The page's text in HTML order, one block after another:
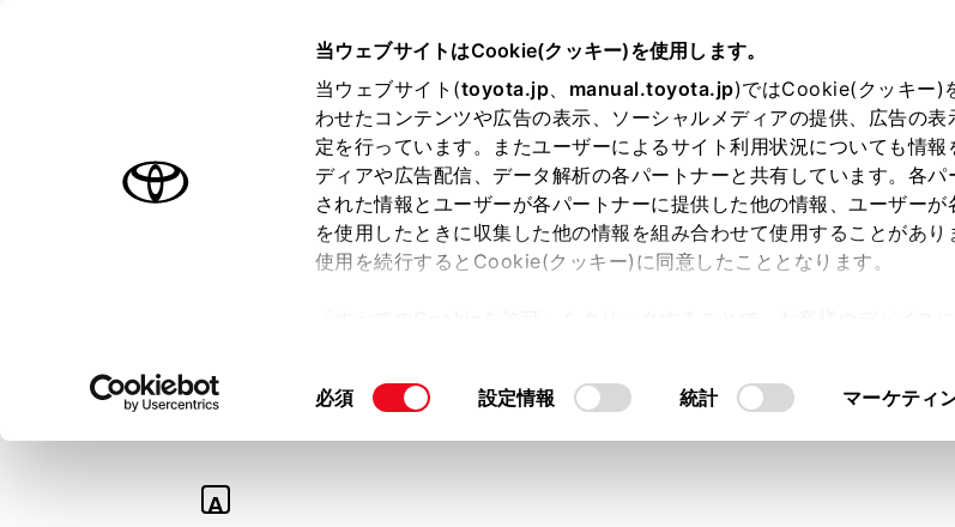
当ウェブサイトはCookie(クッキー)を使用します。
当ウェブサイト(toyota.jp、 manual.toyota.jp)ではCookie(クッキー)
わせたコンテンツや広告の表示、ソーシャルメディアの提供、広告の表
定を行っています。またユーザーによるサイト利用状況についても情報
ディアや広告配信、データ解析の各パートナーと共有しています。各
された情報とユーザーが各パートナーに提供した他の情報、ユーザー
を使用したときに収集した他の情報を組み合わせて使用することがあ
使用を続行するとCookie(クッキー)に同意したこととなります。
て」をご覧ください。
同
必須 設定情報 統計 マーケティ
オーナーサポート トピックス
て。
A